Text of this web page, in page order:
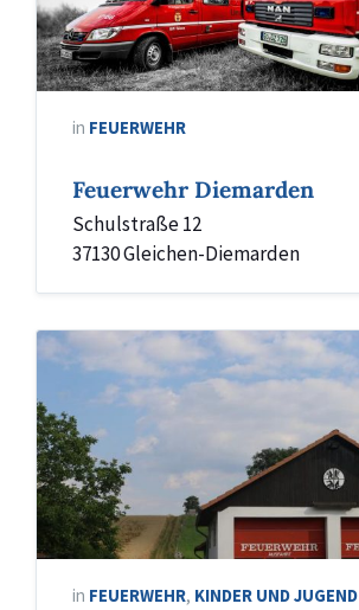
in FEUERWEHR
Feuerwehr Diemarden
Schulstraße 12
37130 Gleichen-Diemarden
in FEUERWEHR, KINDER UND JUGEND